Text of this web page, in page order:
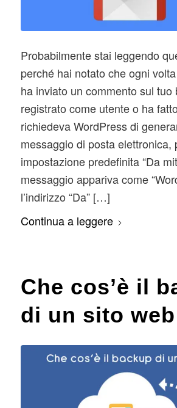
Probabilmente stai leggendo
perché hai notato che ogni
ha inviato un commento sul tuo
registrato come utente o ha
richiedeva WordPress di
messaggio di posta elettronica,
impostazione predefinita “Da
messaggio appariva come
l’indirizzo “Da” […]
Continua a leggere
Che cos’è il
di un sito web